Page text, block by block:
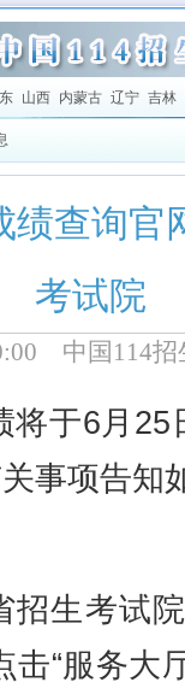
山西 内蒙古 辽宁 吉林
绩查询官
考试院
中国114招
将于6月
事项告知
生考试院
击“服务大